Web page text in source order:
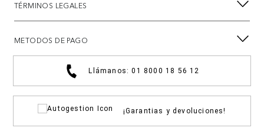
TÉRMINOS LEGALES
METODOS DE PAGO
Llámanos: 01 8000 18 56 12
¡Garantias y devoluciones!